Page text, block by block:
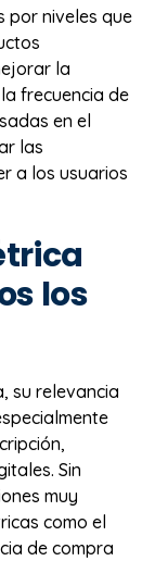
por niveles que
la
frecuencia de
en el
las
a los usuarios
los
su relevancia
Sin
muy
como el
de compra